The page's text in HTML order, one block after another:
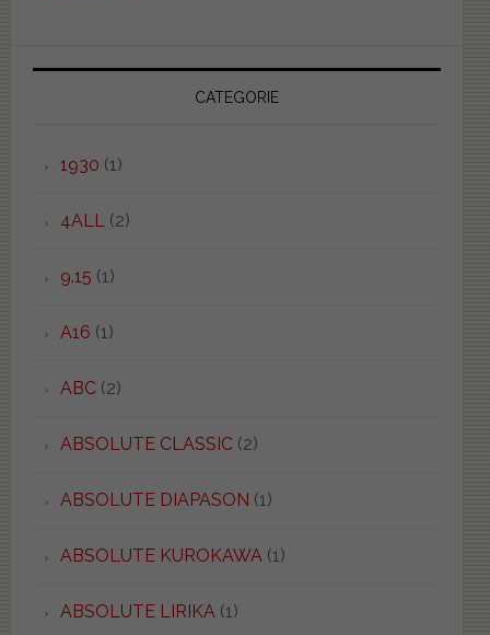
CATEGORIE
1930 (1)
4ALL (2)
9.15 (1)
A16 (1)
ABC(2)
ABSOLUTE CLASSIC(2)
ABSOLUTE DIAPASON (1)
ABSOLUTE KUROKAWA (1)
ABSOLUTE LIRIKA (1)